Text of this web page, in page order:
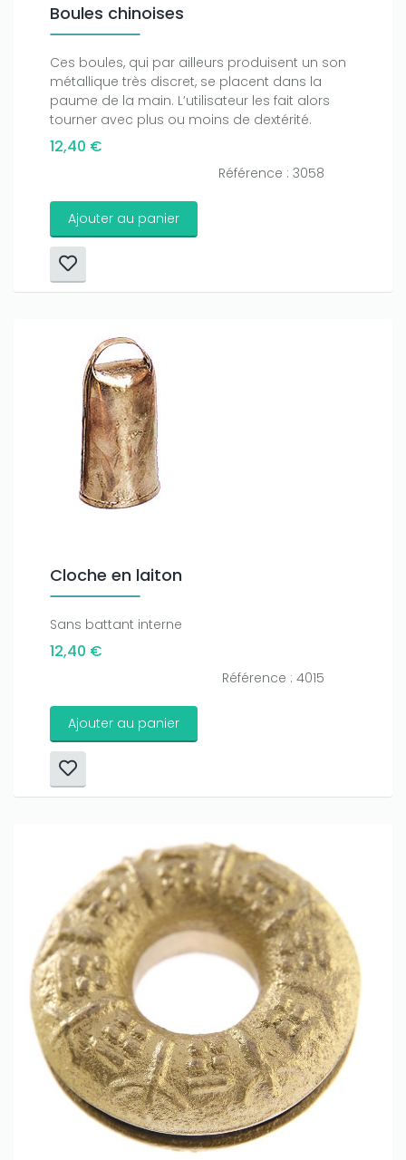
Boules chinoises
Ces boules, qui par ailleurs produisent un son
métallique très discret, se placent dans la
paume de la main. L’utilisateur les fait alors
tourner avec plus ou moins de dextérité.
12,40 €
Référence : 3058
Ajouter au panier
Cloche en laiton
Sans battant interne
12,40 €
Référence : 4015
Ajouter au panier